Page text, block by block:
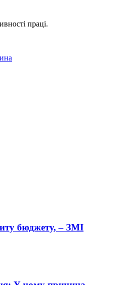
праці.
бюджету, – ЗМІ